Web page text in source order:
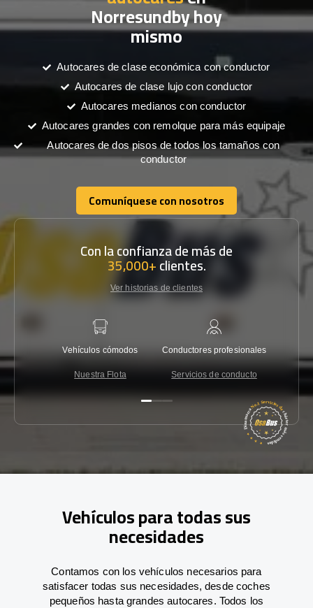
Norresundby hoy
mismo
Autocares de clase económica con conductor
Autocares de clase lujo con conductor
Autocares medianos con conductor
Autocares grandes con remolque para más equipaje
Autocares de dos pisos de todos los tamaños con
conductor
Comuníquese con nosotros
Comuníquese con nosotros
Con la confianza de más de
35,000+clientes.
Ver historias de clientes
Vehículos cómodos
Nuestra Flota
Conductores profesionales
Servicios de conducto
Vehículos para todas sus
necesidades
Contamos con los vehículos necesarios para
satisfacer todas sus necesidades, desde coches
pequeños hasta grandes autocares. Todos los